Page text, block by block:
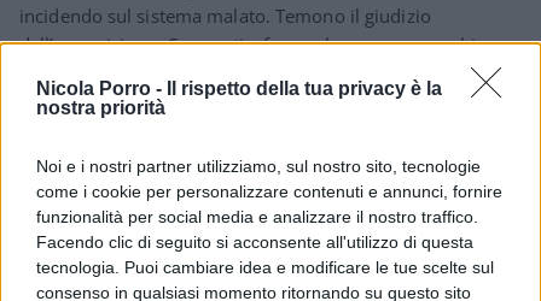
Nicola Porro -
Il rispetto della tua privacy è la
nostra priorità
Noi e i nostri partner utilizziamo, sul nostro sito, tecnologie
come i cookie per personalizzare contenuti e annunci, fornire
funzionalità per social media e analizzare il nostro traffico.
Facendo clic di seguito si acconsente all'utilizzo di questa
tecnologia. Puoi cambiare idea e modificare le tue scelte sul
consenso in qualsiasi momento ritornando su questo sito
incidendo sul sistema malato. Temono il giudizio
dell’opposizione. Cosa voti a fare se le cose non cambiano
Andrea G.
19 Ottobre 2025, 9:24 9:24
C’e’ pero’ una differenza sostanziale.